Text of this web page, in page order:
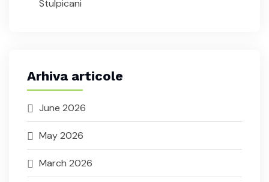
Stulpicani
Arhiva articole
June 2026
May 2026
March 2026